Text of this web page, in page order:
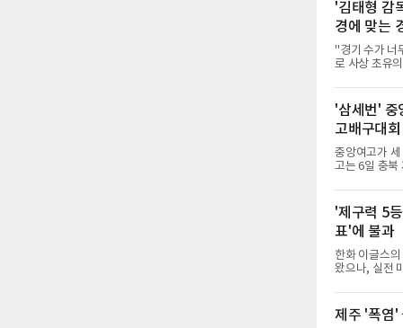
'김태형 감
경에 맞는
"경기 수가 너
로 사상 초유
가 과연 지속
는 아니다. 메
자만 놓고 보
가 아니라 환
염이 길어지
'삼세번'
고배구대
중앙여고가
고는 6일 충북
물리치고 우
후 조직력을
수비를 앞세
미가 컸다. 중
명여고에 패
'제구력 5
표'에 불과
한화 이글스
왔으나, 실전
결할 특효약
게 2주짜리 족
렵게 됐다.야
제주 '폭염'